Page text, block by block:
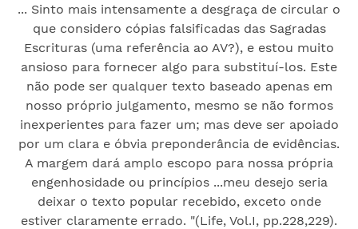
... Sinto mais intensamente a desgraça de circular o
que considero cópias falsificadas das Sagradas
Escrituras (uma referência ao AV?), e estou muito
ansioso para fornecer algo para substituí-los. Este
não pode ser qualquer texto baseado apenas em
nosso próprio julgamento, mesmo se não formos
inexperientes para fazer um; mas deve ser apoiado
por um clara e óbvia preponderância de evidências.
A margem dará amplo escopo para nossa própria
engenhosidade ou princípios ...meu desejo seria
deixar o texto popular recebido, exceto onde
estiver claramente errado. "(Life, Vol.I, pp.228,229).